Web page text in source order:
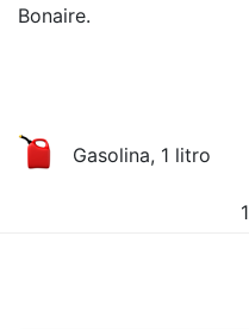
Bonaire.
Gasolina, 1 litro